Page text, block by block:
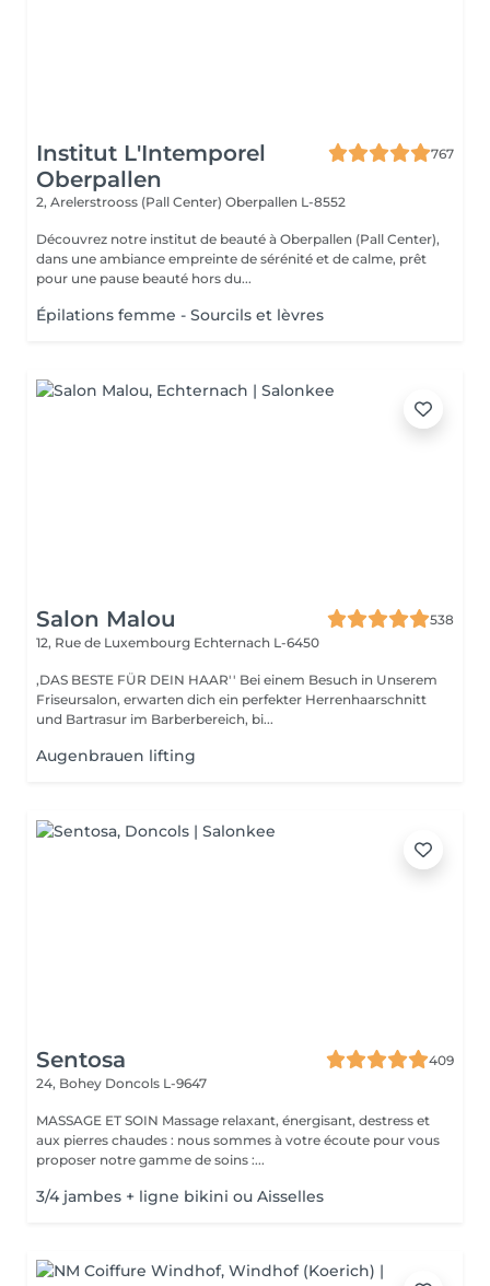
Institut L'Intemporel
Oberpallen
767
2, Arelerstrooss (Pall Center) Oberpallen L-8552
Découvrez notre institut de beauté à Oberpallen (Pall Center),
dans une ambiance empreinte de sérénité et de calme, prêt
pour une pause beauté hors du...
Épilations femme - Sourcils et lèvres
Salon Malou
538
12, Rue de Luxembourg Echternach L-6450
,DAS BESTE FÜR DEIN HAAR'' Bei einem Besuch in Unserem
Friseursalon, erwarten dich ein perfekter Herrenhaarschnitt
und Bartrasur im Barberbereich, bi...
Augenbrauen lifting
Sentosa
409
24, Bohey Doncols L-9647
MASSAGE ET SOIN Massage relaxant, énergisant, destress et
aux pierres chaudes : nous sommes à votre écoute pour vous
proposer notre gamme de soins :...
3/4 jambes + ligne bikini ou Aisselles